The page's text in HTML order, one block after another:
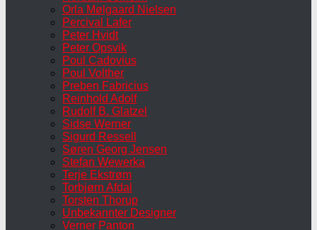
Orla Mølgaard Nielsen
Percival Lafer
Peter Hvidt
Peter Opsvik
Poul Cadovius
Poul Volther
Preben Fabricius
Reinhold Adolf
Rudolf B. Glatzel
Sidse Werner
Sigurd Ressell
Søren Georg Jensen
Stefan Wewerka
Terje Ekstrøm
Torbjørn Afdal
Torsten Thorup
Unbekannter Designer
Verner Panton